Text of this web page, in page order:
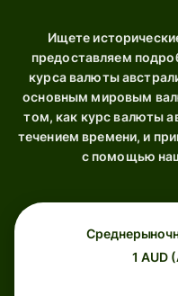
Ищете
предоставляем
курса валюты
основным мировым
том, как курс валюты
течением времени, и
с помощью
1 AUD